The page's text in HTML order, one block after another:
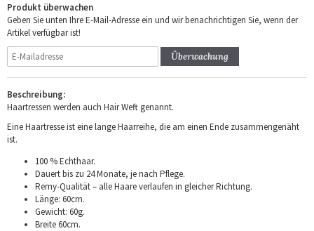
Produkt überwachen
Geben Sie unten Ihre E-Mail-Adresse ein und wir benachrichtigen Sie, wenn der
Artikel verfügbar ist!
Überwachung
Beschreibung:
Haartressen werden auch Hair Weft genannt.
Eine Haartresse ist eine lange Haarreihe, die am einen Ende zusammengenäht
ist.
100 % Echthaar.
Dauert bis zu 24 Monate, je nach Pflege.
Remy-Qualität – alle Haare verlaufen in gleicher Richtung.
Länge: 60cm.
Gewicht: 60g.
Breite 60cm.